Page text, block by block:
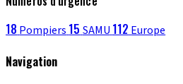
18 Pompiers 15 SAMU 112 Europe
Navigation